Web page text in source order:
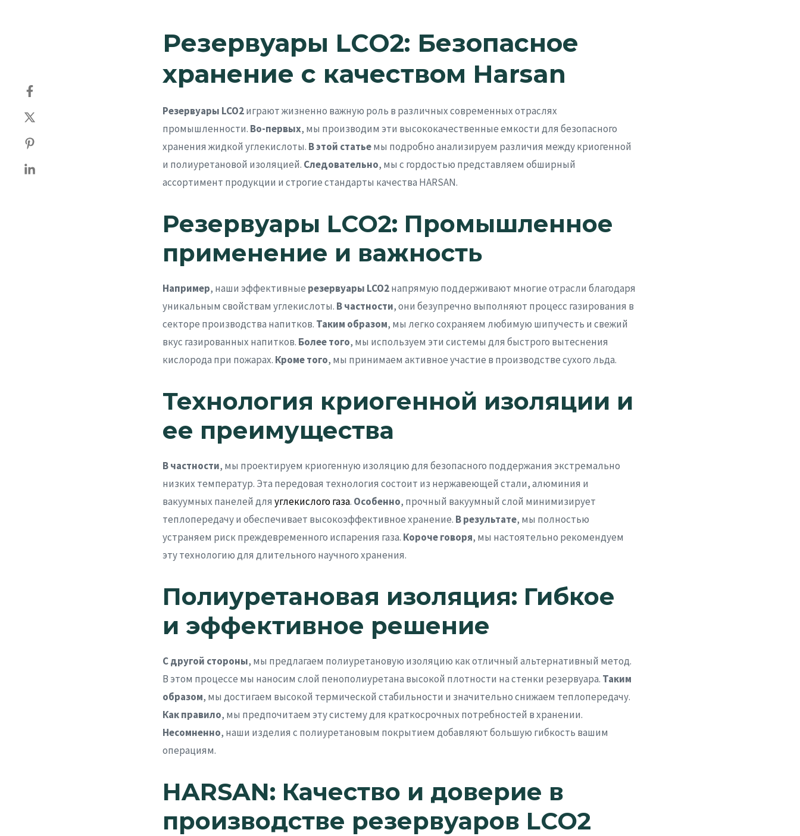
Резервуары LCO2: Безопасное
хранение с качеством Harsan
Резервуары LCO2играют жизненно важную роль в различных современных отраслях
промышленности. Во-первых, мы производим эти высококачественные емкости для безопасного
хранения жидкой углекислоты. В этой статьемы подробно анализируем различия между криогенной
и полиуретановой изоляцией. Следовательно, мы с гордостью представляем обширный
ассортимент продукции и строгие стандарты качества HARSAN.
Резервуары LCO2: Промышленное
применение и важность
Например, наши эффективные резервуары LCO2напрямую поддерживают многие отрасли благодаря
уникальным свойствам углекислоты. В частности, они безупречно выполняют процесс газирования в
секторе производства напитков. Таким образом, мы легко сохраняем любимую шипучесть и свежий
вкус газированных напитков. Более того, мы используем эти системы для быстрого вытеснения
кислорода при пожарах. Кроме того, мы принимаем активное участие в производстве сухого льда.
Технология криогенной изоляции и
ее преимущества
В частности, мы проектируем криогенную изоляцию для безопасного поддержания экстремально
низких температур. Эта передовая технология состоит из нержавеющей стали, алюминия и
вакуумных панелей для углекислого газа. Особенно, прочный вакуумный слой минимизирует
теплопередачу и обеспечивает высокоэффективное хранение. В результате, мы полностью
устраняем риск преждевременного испарения газа. Короче говоря, мы настоятельно рекомендуем
эту технологию для длительного научного хранения.
Полиуретановая изоляция: Гибкое
и эффективное решение
С другой стороны, мы предлагаем полиуретановую изоляцию как отличный альтернативный метод.
В этом процессе мы наносим слой пенополиуретана высокой плотности на стенки резервуара. Таким
образом, мы достигаем высокой термической стабильности и значительно снижаем теплопередачу.
Как правило, мы предпочитаем эту систему для краткосрочных потребностей в хранении.
Несомненно, наши изделия с полиуретановым покрытием добавляют большую гибкость вашим
операциям.
HARSAN: Качество и доверие в
производстве резервуаров LCO2